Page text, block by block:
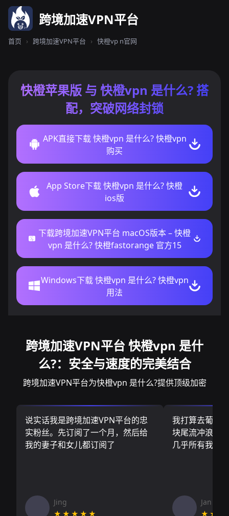
跨境加速VPN平台
首页 › 跨境加速VPN平台 › 快橙vp n官网
快橙苹果版 与 快橙vpn 是什么? 搭
配，突破网络封锁
APK直接下载 快橙vpn 是什么? 快橙vpn
购买
App Store下载 快橙vpn 是什么? 快橙
ios版
下载跨境加速VPN平台 macOS版本 – 快橙
vpn 是什么? 快橙fastorange 官方15
Windows下载 快橙vpn 是什么? 快橙vpn
用法
跨境加速VPN平台 快橙vpn 是什
么?：安全与速度的完美结合
跨境加速VPN平台为快橙vpn 是什么?提供顶级加密
说实话我是跨境加速VPN平台的忠
实粉丝。先订阅了一个月，然后给
我的妻子和女儿都订阅了
Jing
★★★★★
我打算去葡萄
块尾流冲浪板
几乎所有我需
Jan V